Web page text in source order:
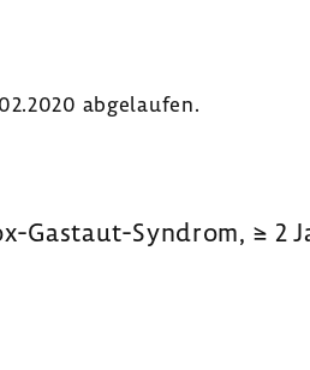
abge­laufen.
​Gastaut-Syndrom, ≥ 2